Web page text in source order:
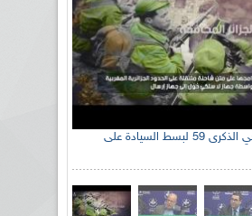
الإذاعة الجزائرية تحي الذكرى 59 لبسط السيادة على